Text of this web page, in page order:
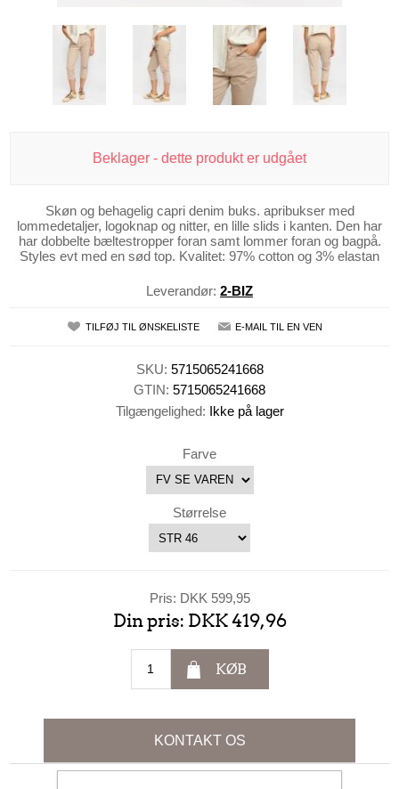
Beklager - dette produkt er udgået
Skøn og behagelig capri denim buks. apribukser med
lommedetaljer, logoknap og nitter, en lille slids i kanten. Den har
har dobbelte bæltestropper foran samt lommer foran og bagpå.
Styles evt med en sød top. Kvalitet: 97% cotton og 3% elastan
Leverandør: 2-BIZ
TILFØJ TIL ØNSKELISTE E-MAIL TIL EN VEN
SKU: 5715065241668
GTIN: 5715065241668
Tilgængelighed: Ikke på lager
Farve
Størrelse
Pris: DKK 599,95
Din pris: DKK 419,96
KØB
KONTAKT OS